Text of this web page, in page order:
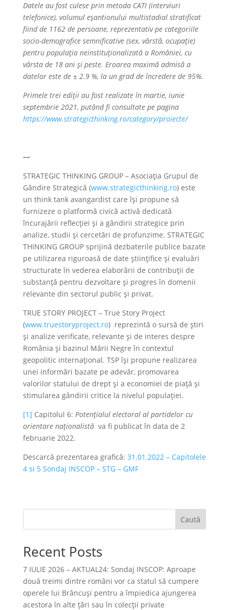
Datele au fost culese prin metoda CATI (interviuri
telefonice), volumul eșantionului multistadial stratificat
fiind de 1162 de persoane, reprezentativ pe categoriile
socio-demografice semnificative (sex, vârstă, ocupație)
pentru populația neinstituționalizată a României, cu
vârsta de 18 ani și peste. Eroarea maximă admisă a
datelor este de ± 2.9 %, la un grad de încredere de 95%.
Primele trei ediții au fost realizate în martie, iunie
septembrie 2021, putând fi consultate pe pagina
https://www.strategicthinking.ro/category/proiecte/
––
STRATEGIC THINKING GROUP – Asociația Grupul de
Gândire Strategică (www.strategicthinking.ro) este
un think tank avangardist care își propune să
furnizeze o platformă civică activă dedicată
încurajării reflecției și a gândirii strategice prin
analize, studii și cercetări de profunzime. STRATEGIC
THINKING GROUP sprijină dezbaterile publice bazate
pe utilizarea riguroasă de date științifice și evaluări
structurate în vederea elaborării de contribuții de
substanță pentru dezvoltare și progres în domenii
relevante din sectorul public și privat.
TRUE STORY PROJECT – True Story Project
(www.truestoryproject.ro) reprezintă o sursă de știri
și analize verificate, relevante și de interes despre
România și bazinul Mării Negre în contextul
geopolitic internațional. TSP își propune realizarea
unei informări bazate pe adevăr, promovarea
valorilor statului de drept și a economiei de piață și
stimularea gândirii critice la nivelul populației.
[1] Capitolul 6: Potențialul electoral al partidelor cu
orientare naționalistă va fi publicat în data de 2
februarie 2022.
Descarcă prezentarea grafică: 31.01.2022 – Capitolele
4 si 5 Sondaj INSCOP – STG – GMF
Caută
Recent Posts
7 IULIE 2026 – AKTUAL24: Sondaj INSCOP: Aproape
două treimi dintre români vor ca statul să cumpere
operele lui Brâncuşi pentru a împiedica ajungerea
acestora în alte ţări sau în colecţii private